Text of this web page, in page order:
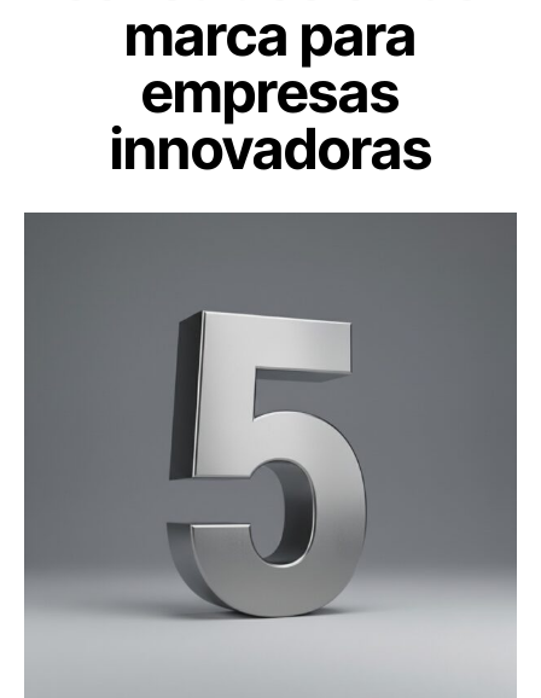
marca para
empresas
innovadoras